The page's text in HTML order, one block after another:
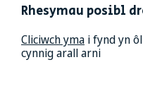
Rhesymau posibl
Cliciwch yma i fynd yn
cynnig arall arni